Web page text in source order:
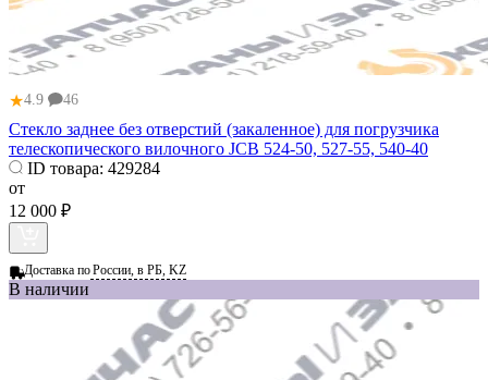
★4.9 46
Стекло заднее без отверстий (закаленное) для погрузчика
телескопического вилочного JCB 524-50, 527-55, 540-40
ID товара: 429284
от
12 000 ₽
Доставка поРоссии, в РБ, KZ
В наличии